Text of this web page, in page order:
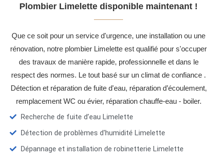
Plombier Limelette disponible maintenant !
Que ce soit pour un service d'urgence, une installation ou une
rénovation, notre plombier Limelette est qualifié pour s'occuper
des travaux de manière rapide, professionnelle et dans le
respect des normes. Le tout basé sur un climat de confiance .
Détection et réparation de fuite d'eau, réparation d’écoulement,
remplacement WC ou évier, réparation chauffe-eau - boiler.
Recherche de fuite d’eau Limelette
Détection de problèmes d'humidité Limelette
Dépannage et installation de robinetterie Limelette